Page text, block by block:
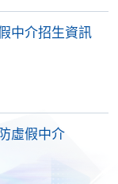
中介招生資訊
虛假中介